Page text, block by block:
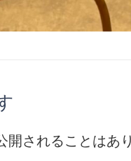
されることはあ